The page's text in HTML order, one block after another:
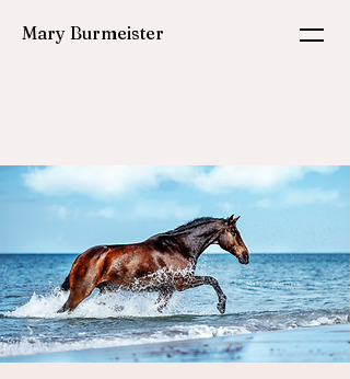
Mary Burmeister